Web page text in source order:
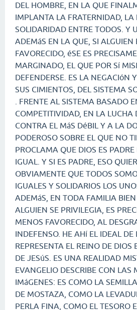
DEL HOMBRE, EN LA QUE
IMPLANTA LA FRATERNIDAD, LA
SOLIDARIDAD ENTRE TODOS. Y
ADEMáS EN LA QUE, SI ALGUIEN
FAVORECIDO, éSE ES
MARGINADO, EL QUE POR Sí
DEFENDERSE. ES LA NEGACIóN
SUS CIMIENTOS, DEL SISTEMA
. FRENTE AL SISTEMA BASADO
COMPETITIVIDAD, EN LA LUCHA
CONTRA EL MáS DéBIL Y A LA
PODEROSO SOBRE EL QUE NO
PROCLAMA QUE DIOS ES PADRE
IGUAL. Y SI ES PADRE, ESO
OBVIAMENTE QUE TODOS
IGUALES Y SOLIDARIOS LOS
ADEMáS, EN TODA FAMILIA
ALGUIEN SE PRIVILEGIA, ES
MENOS FAVORECIDO, AL
INDEFENSO. HE AHí EL IDEAL DE
REPRESENTA EL REINO DE DIOS
DE JESúS. ES UNA REALIDAD
EVANGELIO DESCRIBE CON LAS
IMáGENES: ES COMO LA
DE MOSTAZA, COMO LA
PERLA FINA, COMO EL TESORO